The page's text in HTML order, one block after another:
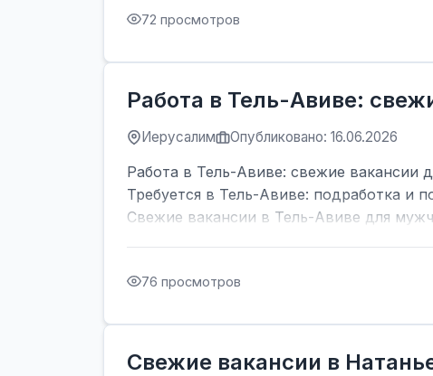
72 просмотров
Работа в Тель-Авиве:
Иерусалим Опубликовано: 16.06.2026
Работа в Тель-Авиве: свежие вакансии
Требуется в Тель-Авиве: подработка и
Свежие вакансии в Тель-Авиве для
76 просмотров
Свежие вакансии в